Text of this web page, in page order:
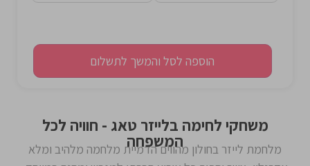
הוספה לסל והמשך לתשלום
משחקי לחימה בלייזר טאג - חוויה לכל
המשפחה
מלחמת לייזר בחולון מהווים הדמיית מלחמה מלהיב ומלא